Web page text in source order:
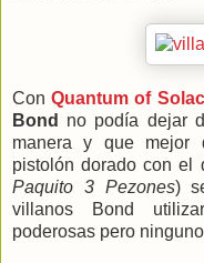
ConQuantum of
Bond
no podía dejar
manera y que mejor
pistolón dorado con el
Paquito 3 Pezones)
villanos Bond
poderosas pero